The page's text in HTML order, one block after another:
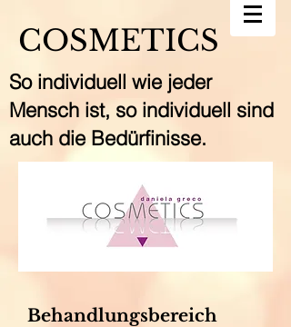
COSMETICS
So individuell wie jeder
Mensch ist, so individuell sind
auch die Bedürfinisse.
Behandlungsbereich